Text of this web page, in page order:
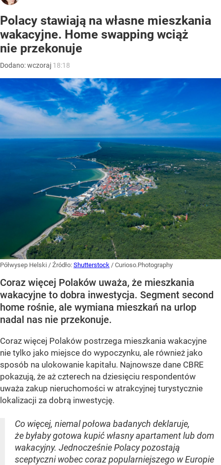
Polacy stawiają na własne mieszkania
wakacyjne. Home swapping wciąż
nie przekonuje
Dodano:wczoraj 18:18
Półwysep Helski / Źródło: Shutterstock / Curioso.Photography
Coraz więcej Polaków uważa, że mieszkania
wakacyjne to dobra inwestycja. Segment second
home rośnie, ale wymiana mieszkań na urlop
nadal nas nie przekonuje.
Coraz więcej Polaków postrzega mieszkania wakacyjne
nie tylko jako miejsce do wypoczynku, ale również jako
sposób na ulokowanie kapitału. Najnowsze dane CBRE
pokazują, że aż czterech na dziesięciu respondentów
uważa zakup nieruchomości w atrakcyjnej turystycznie
lokalizacji za dobrą inwestycję.
Co więcej, niemal połowa badanych deklaruje,
że byłaby gotowa kupić własny apartament lub dom
wakacyjny. Jednocześnie Polacy pozostają
sceptyczni wobec coraz popularniejszego w Europie